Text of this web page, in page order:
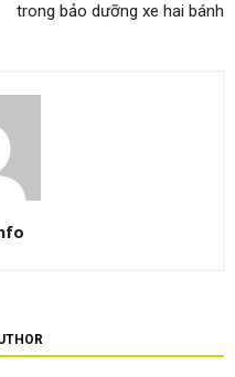
trong bảo dưỡng xe hai bánh